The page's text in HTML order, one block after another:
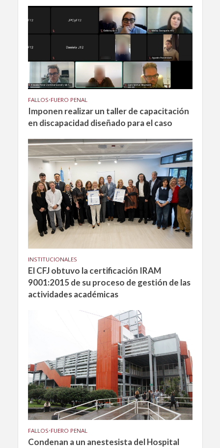
FALLOS•FUERO PENAL
Imponen realizar un taller de capacitación
en discapacidad diseñado para el caso
INSTITUCIONALES
El CFJ obtuvo la certificación IRAM
9001:2015 de su proceso de gestión de las
actividades académicas
FALLOS•FUERO PENAL
Condenan a un anestesista del Hospital